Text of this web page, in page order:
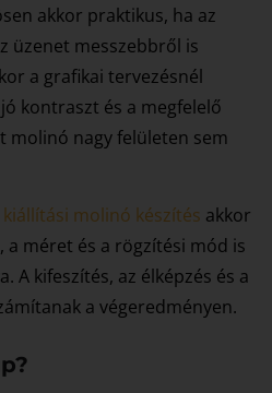
akkor praktikus, ha az
üzenet messzebbről is
a grafikai tervezésnél
kontraszt és a megfelelő
molinó nagy felületen sem
kiállítási molinó készítés akkor
a méret és a rögzítési mód is
A kifeszítés, az élképzés és a
a végeredményen.